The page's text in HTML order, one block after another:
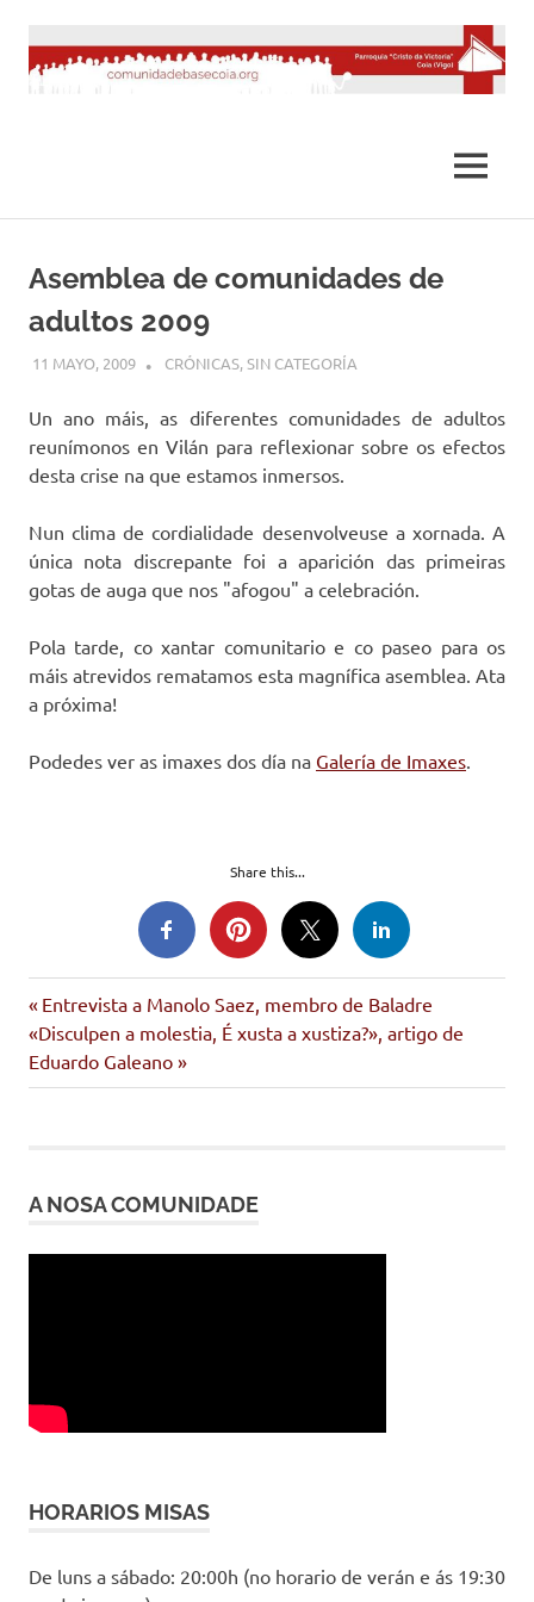
contenido
MENÚ
Asemblea de comunidades de
adultos 2009
11 MAYO, 2009 DESARROLLO
CRÓNICAS,SIN CATEGORÍA
Un ano máis, as diferentes comunidades de adultos
reunímonos en Vilán para reflexionar sobre os efectos
desta crise na que estamos inmersos.
Nun clima de cordialidade desenvolveuse a xornada. A
única nota discrepante foi a aparición das primeiras
gotas de auga que nos "afogou" a celebración.
Pola tarde, co xantar comunitario e co paseo para os
máis atrevidos rematamos esta magnífica asemblea. Ata
a próxima!
Podedes ver as imaxes dos día na Galería de Imaxes
Share this...
Navegación
de
Entrada
anterior:
Entrevista a Manolo Saez, membro de Baladre
Siguiente
entrada:
«Disculpen a molestia, É xusta a xustiza?», artigo de
Eduardo Galeano
A NOSA COMUNIDADE
HORARIOS MISAS
De luns a sábado: 20:00h (no horario de verán e ás 19:30